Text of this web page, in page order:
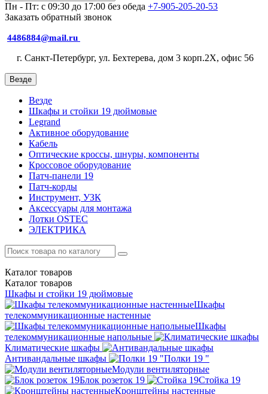
Пн - Пт: с 09:30 до 17:00 без обеда +7-905-205-20-53
Заказать обратный звонок
4486884@mail.ru
г. Санкт-Петербург, ул. Бехтерева, дом 3 корп.2X, офис 56
Везде
Везде
Шкафы и стойки 19 дюймовые
Legrand
Активное оборудование
Кабель
Оптические кроссы, шнуры, компоненты
Кроссовое оборудование
Патч-панели 19
Патч-корды
Инструмент, УЗК
Аксессуары для монтажа
Лотки OSTEC
ЭЛЕКТРИКА
Каталог товаров
Каталог товаров
Шкафы и стойки 19 дюймовые
Шкафы
телекоммуникационные настенные
Шкафы
телекоммуникационные напольные
Климатические шкафы
Антивандальные шкафы
Полки 19 "
Модули вентиляторные
Блок розеток 19
Стойка 19
Кронштейны настенные